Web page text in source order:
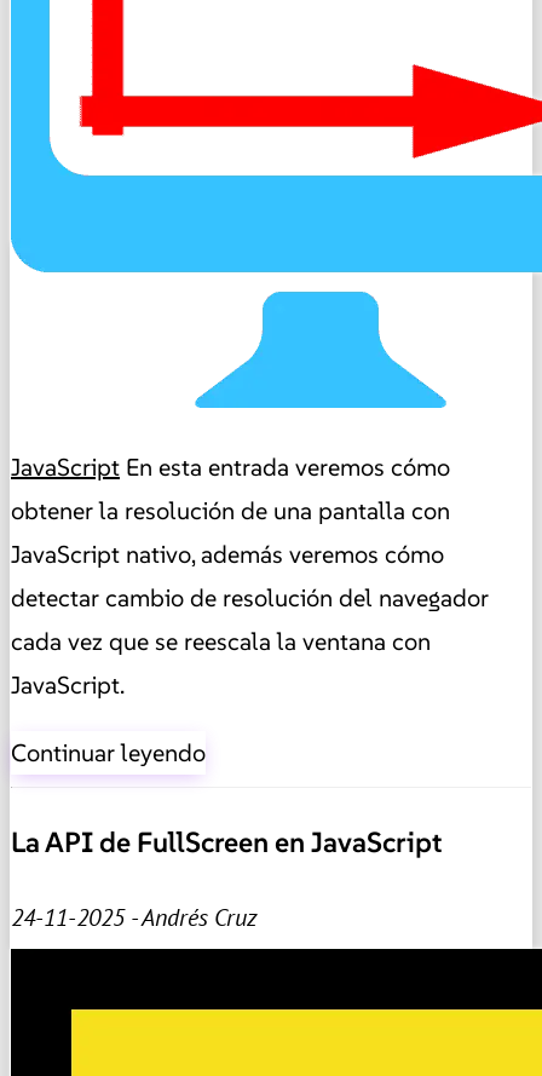
JavaScript En esta entrada veremos cómo
obtener la resolución de una pantalla con
JavaScript nativo, además veremos cómo
detectar cambio de resolución del navegador
cada vez que se reescala la ventana con
JavaScript.
Continuar leyendo
La API de FullScreen en JavaScript
24-11-2025 - Andrés Cruz